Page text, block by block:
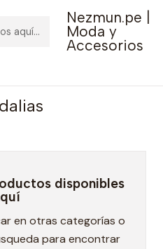
Nezmun.pe |
Moda y
Accesorios
mayores a S/ 150
disponibles
en otras categorías o
para encontrar